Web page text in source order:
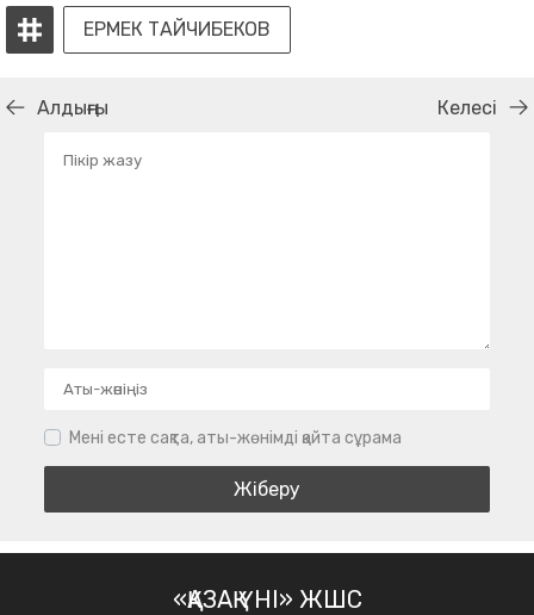
ЕРМЕК ТАЙЧИБЕКОВ
Алдыңғы Келесі
Мені есте сақта, аты-жөнімді қайта сұрама
«ҚАЗАҚ ҮНІ» ЖШС